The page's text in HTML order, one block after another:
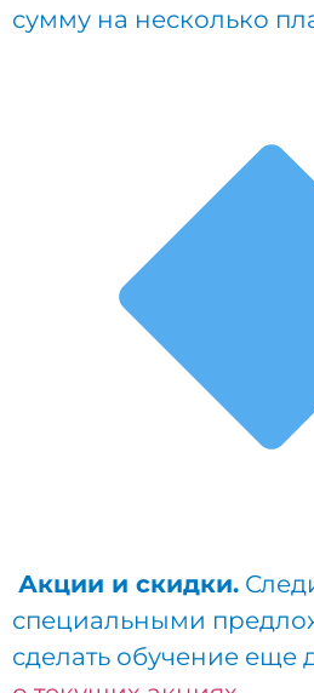
сумму на несколько
Акции и скидки.
специальными
сделать обучение еще